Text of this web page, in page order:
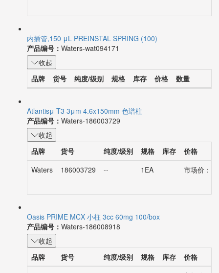
内插管,150 μL PREINSTAL SPRING (100)
产品编号： Waters-wat094171
收起
品牌
货号 纯度/级别 规格 库存 价格 数量
Atlantisμ T3 3μm 4.6x150mm 色谱柱
产品编号： Waters-186003729
收起
品牌
货号 纯度/级别 规格 库存
价格
Waters
186003729 -- 1EA 市场价：
Oasis PRIME MCX 小柱 3cc 60mg 100/box
产品编号： Waters-186008918
收起
品牌
货号 纯度/级别 规格 库存
价格